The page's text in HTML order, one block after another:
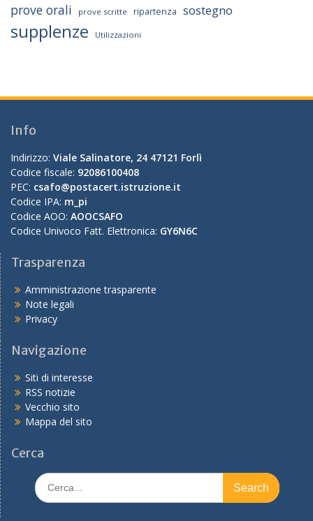
prove orali prove scritte ripartenza sostegno
supplenze Utilizzazioni
Info
Indirizzo: Viale Salinatore, 24 47121 Forlì
Codice fiscale: 92086100408
PEC: csafo@postacert.istruzione.it
Codice IPA: m_pi
Codice AOO: AOOCSAFO
Codice Univoco Fatt. Elettronica: GY6N6C
Trasparenza
Amministrazione trasparente
Note legali
Privacy
Navigazione
Siti di interesse
RSS notizie
Vecchio sito
Mappa del sito
Cerca
Search
for: